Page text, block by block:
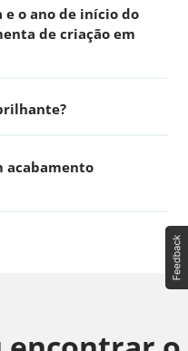
e o ano de início do
de criação em
acabamento